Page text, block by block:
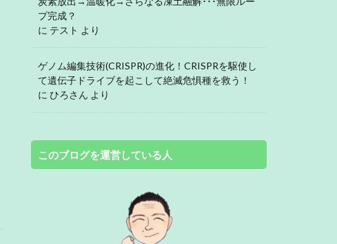
プ完成？
に テスト より
ゲノム編集技術(CRISPR)の進化！CRISPRを駆使し
て遺伝子ドライブを起こして絶滅危惧種を救う！
に ひろさん より
このブログを運営している人